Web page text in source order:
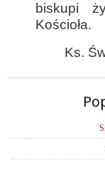
biskupi
Kościoła.
Ks.